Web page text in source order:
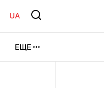
UA
ЕЩЕ